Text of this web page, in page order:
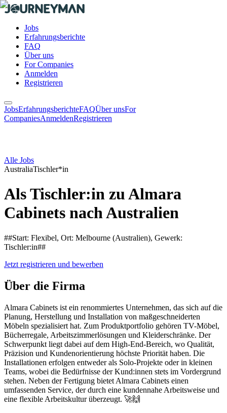
Jobs
Erfahrungsberichte
FAQ
Über uns
For Companies
Anmelden
Registrieren
JobsErfahrungsberichteFAQÜber unsFor
CompaniesAnmeldenRegistrieren
Alle Jobs
AustraliaTischler*in
Als Tischler:in zu Almara
Cabinets nach Australien
##Start: Flexibel, Ort: Melbourne (Australien), Gewerk:
Tischler:in##
Jetzt registrieren und bewerben
Über die Firma
Almara Cabinets ist ein renommiertes Unternehmen, das sich auf die
Planung, Herstellung und Installation von maßgeschneiderten
Möbeln spezialisiert hat. Zum Produktportfolio gehören TV-Möbel,
Bücherregale, Arbeitszimmerlösungen und Kleiderschränke. Der
Schwerpunkt liegt dabei auf dem High-End-Bereich, wo Qualität,
Präzision und Kundenorientierung höchste Priorität haben. Die
Installationen erfolgen entweder als Solo-Projekte oder in kleinen
Teams, wobei die Bedürfnisse der Kund:innen stets im Vordergrund
stehen. Neben der Fertigung bietet Almara Cabinets einen
umfassenden Service, der durch eine kundennahe Arbeitsweise und
eine flexible Arbeitskultur überzeugt. 🚀🙌